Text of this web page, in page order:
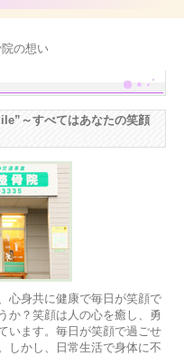
の想い
～すべてはあなたの笑顔
心身共に健康で毎日が笑顔で
か？笑顔は人の心を癒し、勇
います。毎日が笑顔で過ごせ
しかし、日常生活で身体に不